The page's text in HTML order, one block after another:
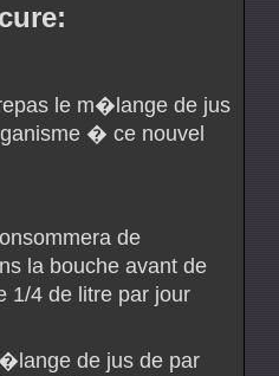
le m�lange de jus
� ce nouvel
de
la bouche avant de
4 de litre par jour
de jus de par